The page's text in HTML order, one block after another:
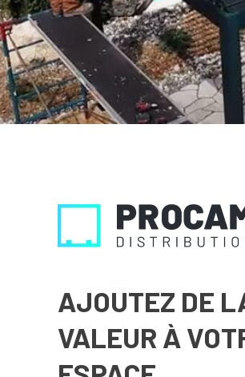
AJOUTEZ DE
VALEUR À